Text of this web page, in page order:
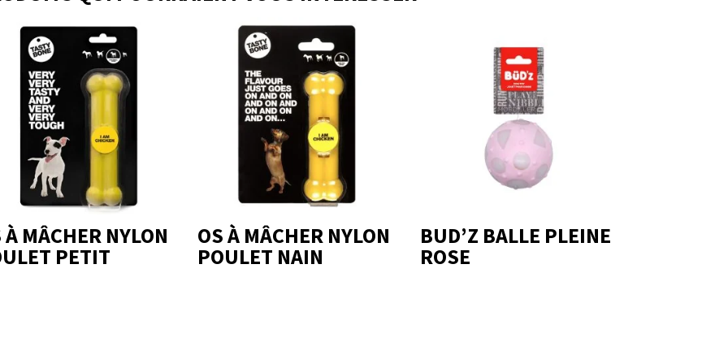
À MÂCHER NYLON
PETIT
OS À MÂCHER NYLON
POULET NAIN
BUD’Z BALLE PLEINE
ROSE